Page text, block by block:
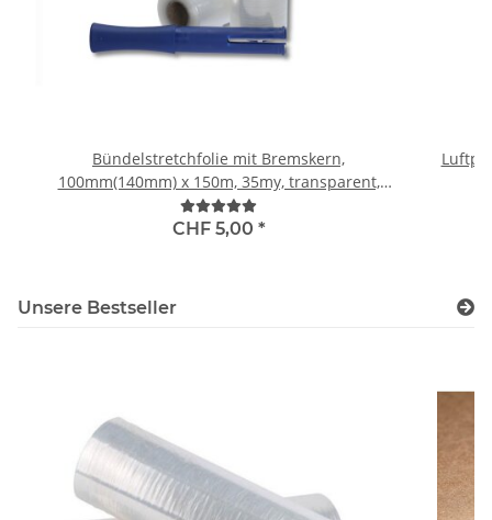
Bündelstretchfolie mit Bremskern,
100mm(140mm) x 150m, 35my, transparent,
Standard 150% (30 RL pro Karton), inkl. 1 Abroller
pro Karton
CHF 5,00 *
Unsere Bestseller